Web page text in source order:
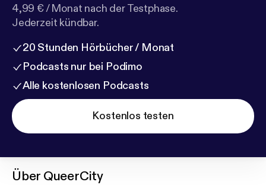
4,99 € / Monat nach der Testphase.
Jederzeit kündbar.
20 Stunden Hörbücher / Monat
Podcasts nur bei Podimo
Alle kostenlosen Podcasts
Kostenlos testen
Über QueerCity